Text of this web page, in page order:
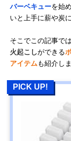
バーベキューを始
いと上手に薪や炭
そこでこの記事では
火起こしができる
アイテムも紹介し
PICK UP!